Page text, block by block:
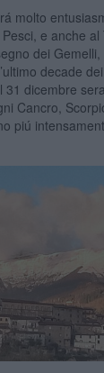
molto
e anche al
dei
decade
31 dicembre
Cancro,
piú